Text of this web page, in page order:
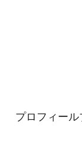
プロフィー